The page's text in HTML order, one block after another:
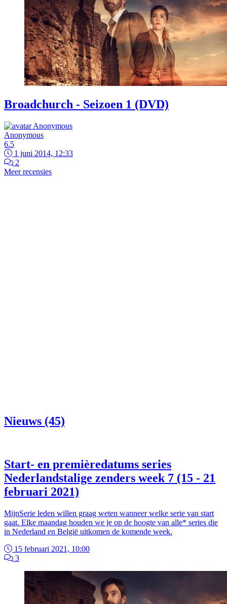
Broadchurch - Seizoen 1 (DVD)
Anonymous
6.5
1 juni 2014, 12:33
2
Meer recensies
Nieuws (45)
Start- en premièredatums series
Nederlandstalige zenders week 7 (15 - 21
februari 2021)
MijnSerie leden willen graag weten wanneer welke serie van start
gaat. Elke maandag houden we je op de hoogte van alle* series die
in Nederland en België uitkomen de komende week.
15 februari 2021, 10:00
3